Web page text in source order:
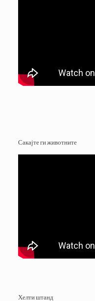
Сакајте ги животните
Хелти штанд